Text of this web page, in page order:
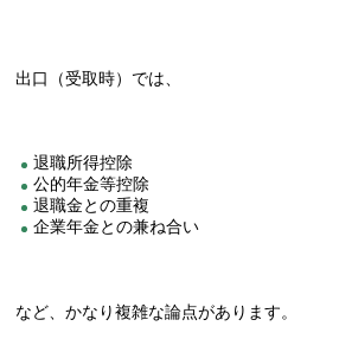
出口（受取時）では、
退職所得控除
公的年金等控除
退職金との重複
企業年金との兼ね合い
など、かなり複雑な論点があります。